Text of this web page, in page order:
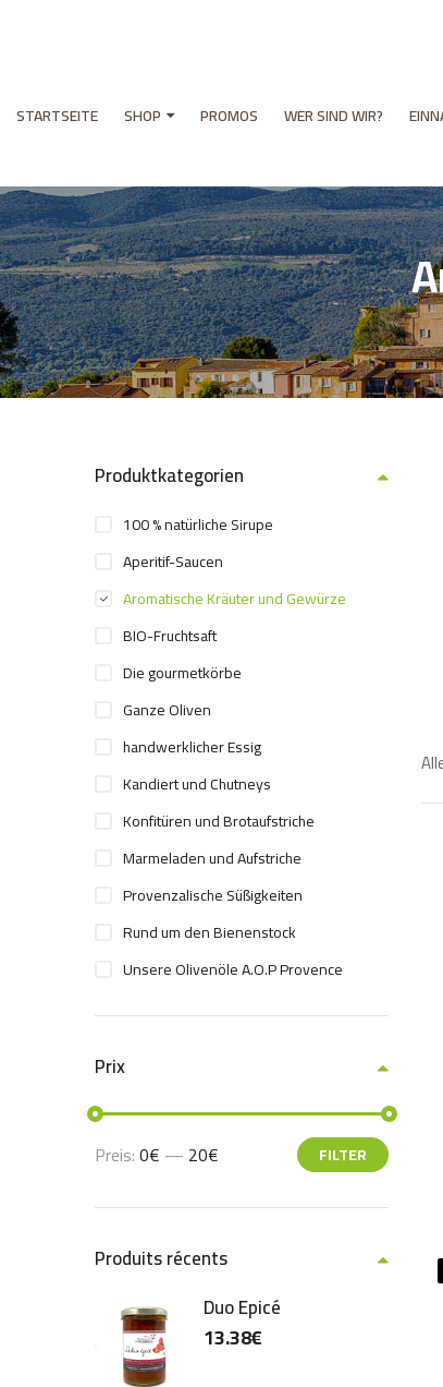
STARTSEITE SHOP PROMOS WER SIND WIR?
Produktkategorien
100 % natürliche Sirupe
Aperitif-Saucen
Aromatische Kräuter und Gewürze
BIO-Fruchtsaft
Die gourmetkörbe
Ganze Oliven
handwerklicher Essig
Kandiert und Chutneys
Konfitüren und Brotaufstriche
Marmeladen und Aufstriche
Provenzalische Süßigkeiten
Rund um den Bienenstock
Unsere Olivenöle A.O.P Provence
Prix
FILTER
Preis:0€ — 20€
Produits récents
Duo Epicé
13.38€